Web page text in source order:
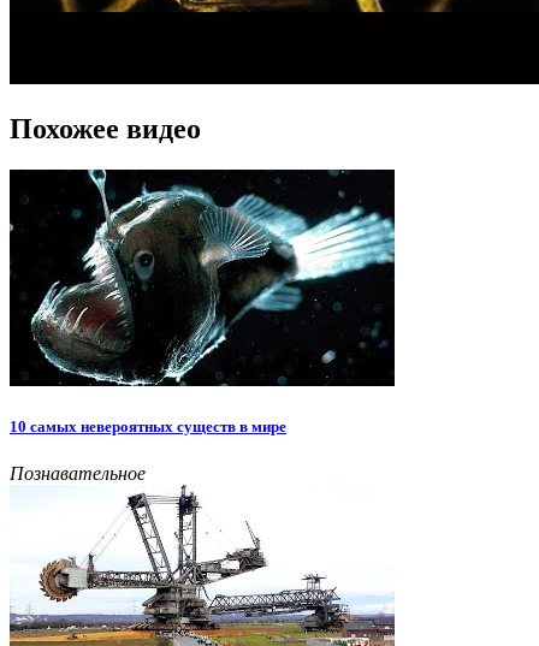
Похожее видео
10 самых невероятных существ в мире
Познавательное